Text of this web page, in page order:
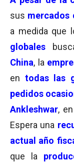
sus mercados
a medida que
globales
China, la
en todas las
pedidos
Ankleshwar,
Espera una
actual año
que la